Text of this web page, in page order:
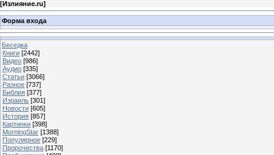
[Излияние.ru]
Форма входа
Беседка
Книги [2442]
Видео [986]
Аудио [335]
Статьи [3066]
Разное [737]
Библия [377]
Израиль [301]
Новости [605]
История [857]
Картинки [398]
MorningStar [1388]
Популярное [229]
Пророчества [1170]